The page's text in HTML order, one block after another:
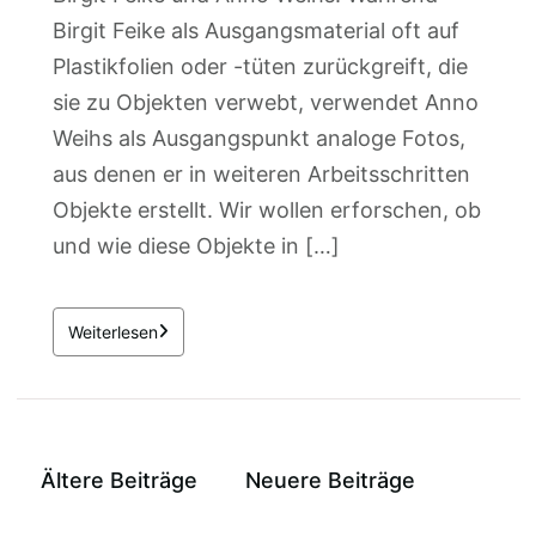
Birgit Feike als Ausgangsmaterial oft auf
Plastikfolien oder -tüten zurückgreift, die
sie zu Objekten verwebt, verwendet Anno
Weihs als Ausgangspunkt analoge Fotos,
aus denen er in weiteren Arbeitsschritten
Objekte erstellt. Wir wollen erforschen, ob
und wie diese Objekte in […]
Weiterlesen
Ältere Beiträge Neuere Beiträge